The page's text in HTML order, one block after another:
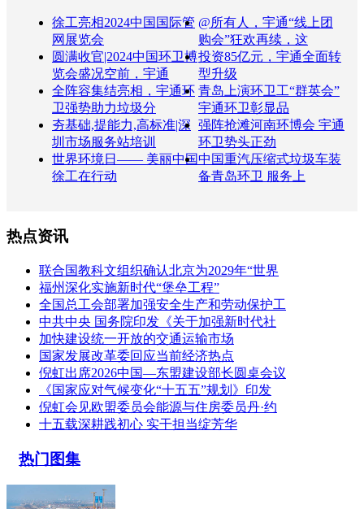
徐工亮相2024中国国际管
网展览会
@所有人，宇通“线上团
购会”狂欢再续，这
圆满收官|2024中国环卫博
览会盛况空前，宇通
投资85亿元，宇通全面转
型升级
全阵容集结亮相，宇通环
卫强势助力垃圾分
青岛上演环卫工“群英会”
宇通环卫彰显品
夯基础,提能力,高标准|深
圳市场服务站培训
强阵抢滩河南环博会 宇通
环卫势头正劲
世界环境日—— 美丽中国
徐工在行动
中国重汽压缩式垃圾车装
备青岛环卫 服务上
热点资讯
联合国教科文组织确认北京为2029年“世界
福州深化实施新时代“堡垒工程”
全国总工会部署加强安全生产和劳动保护工
中共中央 国务院印发《关于加强新时代社
加快建设统一开放的交通运输市场
国家发展改革委回应当前经济热点
倪虹出席2026中国—东盟建设部长圆桌会议
《国家应对气候变化“十五五”规划》印发
倪虹会见欧盟委员会能源与住房委员丹·约
十五载深耕践初心 实干担当绽芳华
热门图集